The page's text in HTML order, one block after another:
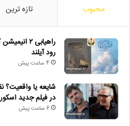
محبوب تازه ترین
راهیابی ۲
رود آیلند
4 ساعت پیش
شایعه یا
در فیلم جدید
6 ساعت پیش